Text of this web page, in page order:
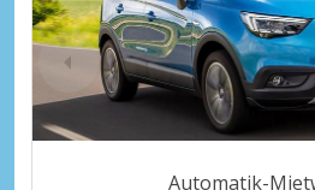
Automatik-